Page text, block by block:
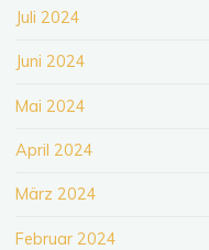
Juli 2024
Juni 2024
Mai 2024
April 2024
März 2024
Februar 2024